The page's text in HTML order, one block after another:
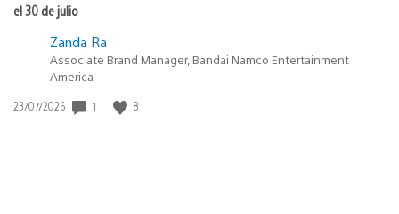
el 30 de julio
Zanda Ra
Associate Brand Manager, Bandai Namco Entertainment
America
Fecha
23/07/2026 1 8